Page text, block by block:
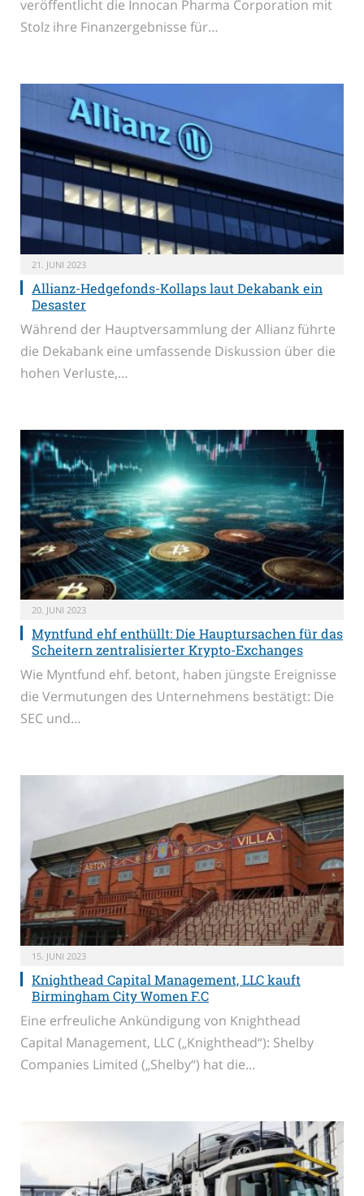
veröffentlicht die Innocan Pharma Corporation mit
Stolz ihre Finanzergebnisse für…
21. JUNI 2023
Allianz-Hedgefonds-Kollaps laut Dekabank ein
Desaster
Während der Hauptversammlung der Allianz führte
die Dekabank eine umfassende Diskussion über die
hohen Verluste,…
20. JUNI 2023
Myntfund ehf enthüllt: Die Hauptursachen für das
Scheitern zentralisierter Krypto-Exchanges
Wie Myntfund ehf. betont, haben jüngste Ereignisse
die Vermutungen des Unternehmens bestätigt: Die
SEC und…
15. JUNI 2023
Knighthead Capital Management, LLC kauft
Birmingham City Women F.C
Eine erfreuliche Ankündigung von Knighthead
Capital Management, LLC („Knighthead“): Shelby
Companies Limited („Shelby“) hat die…